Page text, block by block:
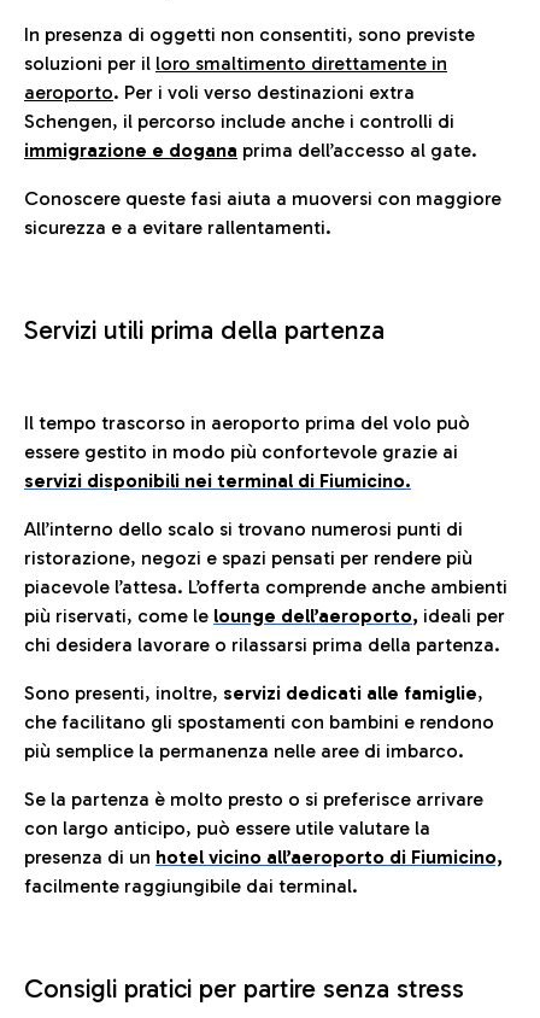
In presenza di oggetti non consentiti, sono previste
soluzioni per il loro smaltimento direttamente in
aeroporto. Per i voli verso destinazioni extra
Schengen, il percorso include anche i controlli di
immigrazione e dogana prima dell’accesso al gate.
Conoscere queste fasi aiuta a muoversi con maggiore
sicurezza e a evitare rallentamenti.
Servizi utili prima della partenza
Il tempo trascorso in aeroporto prima del volo può
essere gestito in modo più confortevole grazie ai
servizi disponibili nei terminal di Fiumicino.
All’interno dello scalo si trovano numerosi punti di
ristorazione, negozi e spazi pensati per rendere più
piacevole l’attesa. L’offerta comprende anche ambienti
più riservati, come le lounge dell’aeroporto, ideali per
chi desidera lavorare o rilassarsi prima della partenza.
Sono presenti, inoltre, servizi dedicati alle famiglie,
che facilitano gli spostamenti con bambini e rendono
più semplice la permanenza nelle aree di imbarco.
Se la partenza è molto presto o si preferisce arrivare
con largo anticipo, può essere utile valutare la
presenza di un hotel vicino all’aeroporto di Fiumicino,
facilmente raggiungibile dai terminal.
Consigli pratici per partire senza stress